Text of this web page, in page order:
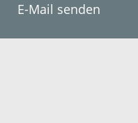
E-Mail senden